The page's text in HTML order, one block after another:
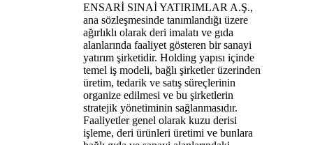
ENSARİ SINAİ YATIRIMLAR A.Ş.,
ana sözleşmesinde tanımlandığı üzere
ağırlıklı olarak deri imalatı ve gıda
alanlarında faaliyet gösteren bir sanayi
yatırım şirketidir. Holding yapısı içinde
temel iş modeli, bağlı şirketler üzerinden
üretim, tedarik ve satış süreçlerinin
organize edilmesi ve bu şirketlerin
stratejik yönetiminin sağlanmasıdır.
Faaliyetler genel olarak kuzu derisi
işleme, deri ürünleri üretimi ve bunlara